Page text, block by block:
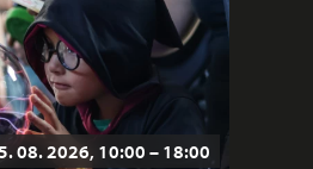
08. 2026, 10:00 – 18:00